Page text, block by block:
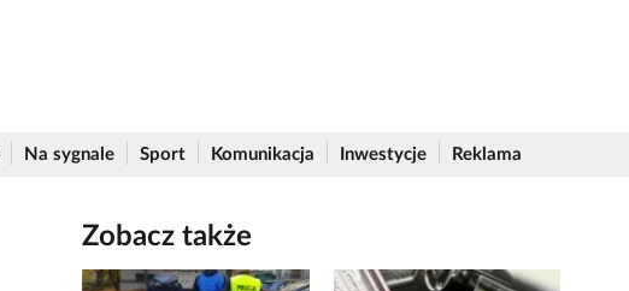
Na sygnale Sport Komunikacja Inwestycje Reklama
Zobacz także